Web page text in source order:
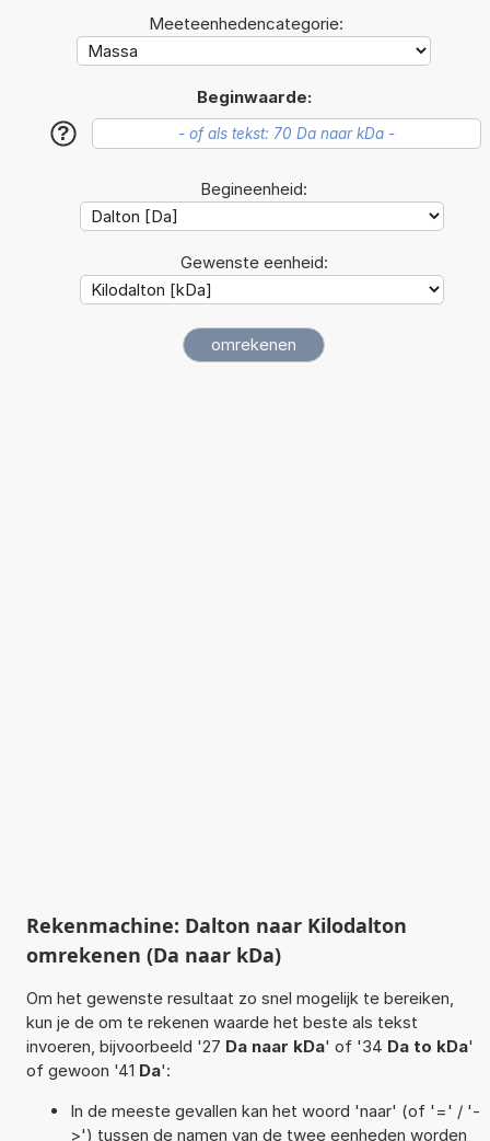
Meeteenhedencategorie:
Beginwaarde:
?
Begineenheid:
Gewenste eenheid:
Rekenmachine: Dalton naar Kilodalton
omrekenen (Da naar kDa)
Om het gewenste resultaat zo snel mogelijk te bereiken,
kun je de om te rekenen waarde het beste als tekst
invoeren, bijvoorbeeld '27 Da naar kDa' of '34 Da to kDa'
of gewoon '41 Da':
In de meeste gevallen kan het woord 'naar' (of '=' / '-
>') tussen de namen van de twee eenheden worden